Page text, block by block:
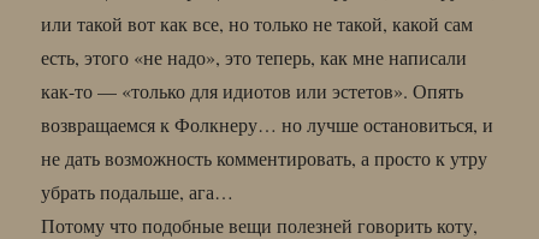
или такой вот как все, но только не такой, какой сам
есть, этого «не надо», это теперь, как мне написали
как-то — «только для идиотов или эстетов». Опять
возвращаемся к Фолкнеру… но лучше остановиться, и
не дать возможность комментировать, а просто к утру
убрать подальше, ага…
Потому что подобные вещи полезней говорить коту,